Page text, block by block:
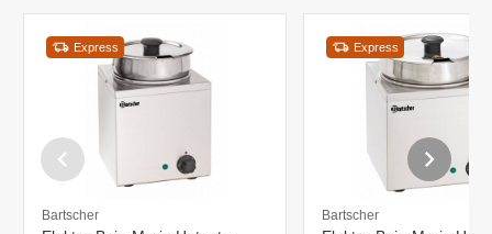
Express
Bartscher
Express
Bartscher